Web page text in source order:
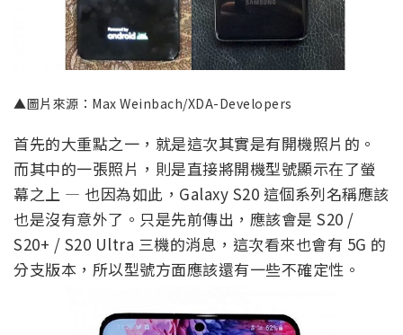
▲圖片來源：Max Weinbach/XDA-Developers
首先的大重點之一，就是這次其實是有開機照片的。
而其中的一張照片，則是直接將開機型號顯示在了螢
幕之上 — 也因為如此，Galaxy S20 這個系列名稱應該
也是沒有意外了。只是先前傳出，應該會是 S20 /
S20+ / S20 Ultra 三機的消息，這次看來也會有 5G 的
分支版本，所以型號方面應該還有一些不確定性。